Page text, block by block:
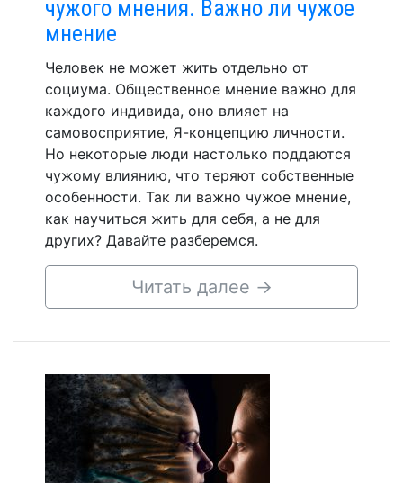
чужого мнения. Важно ли чужое
мнение
Человек не может жить отдельно от
социума. Общественное мнение важно для
каждого индивида, оно влияет на
самовосприятие, Я-концепцию личности.
Но некоторые люди настолько поддаются
чужому влиянию, что теряют собственные
особенности. Так ли важно чужое мнение,
как научиться жить для себя, а не для
других? Давайте разберемся.
Читать далее →